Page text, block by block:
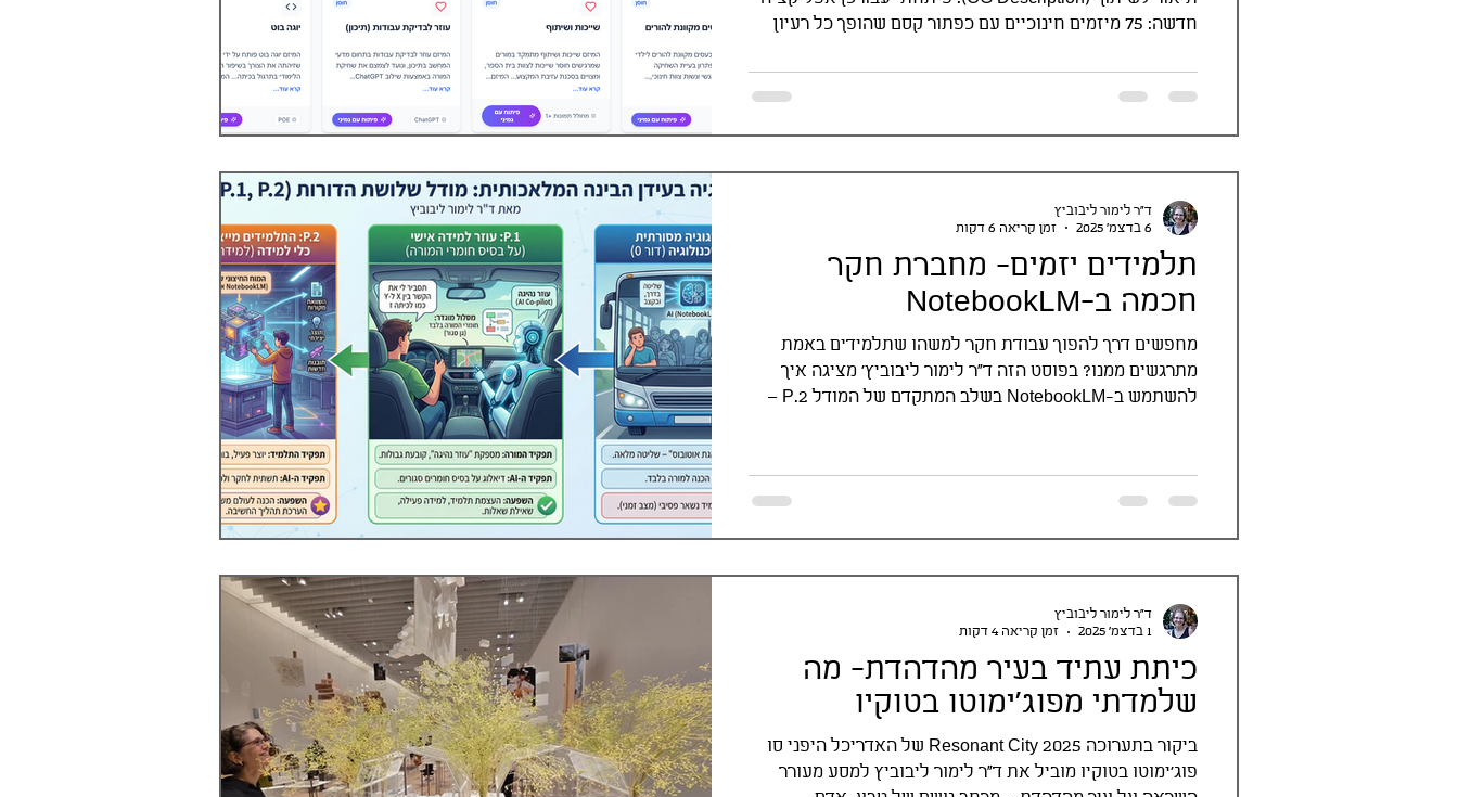
חדשה: 75 מיזמים חינוכיים עם כפתור קסם שהופך כל רעיון
תלמידים יזמים- מחברת חקר
חכמה ב-NotebookLM
מחפשים דרך להפוך עבודת חקר למשהו שתלמידים באמת
מתרגשים ממנו? בפוסט הזה ד"ר לימור ליבוביץ' מציגה איך
להשתמש ב-NotebookLM בשלב המתקדם של המודל P.2 –
מיזם חדשני סביב אתגר אמיתי בעולם הלמידה. שילוב של
חקר, יזמות ושיתופיות – במחברת חכמה אחת.
ד"ר לימור ליבוביץ
6 בדצמ׳ 2025
זמן קריאה 6 דקות
כיתת עתיד בעיר מהדהדת- מה
שלמדתי מפוג׳ימוטו בטוקיו
ביקור בתערוכה Resonant City 2025 של האדריכל היפני סו
פוג’ימוטו בטוקיו מוביל את ד"ר לימור ליבוביץ למסע מעורר
ד"ר לימור ליבוביץ
1 בדצמ׳ 2025
זמן קריאה 4 דקות